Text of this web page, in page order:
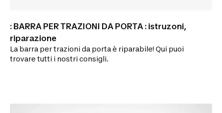
: BARRA PER TRAZIONI DA PORTA : istruzoni,
riparazione
La barra per trazioni da porta è riparabile! Qui puoi
trovare tutti i nostri consigli.